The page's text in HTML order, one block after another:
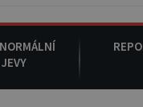
JEVY